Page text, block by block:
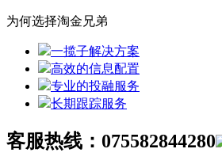
为何选择淘金兄弟
一揽子解决方案
高效的信息配置
专业的投融服务
长期跟踪服务
客服热线： 075582844280